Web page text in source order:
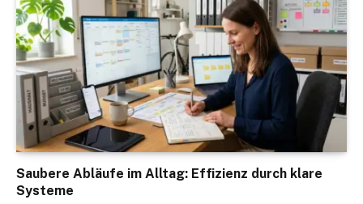
Saubere Abläufe im Alltag: Effizienz durch klare
Systeme